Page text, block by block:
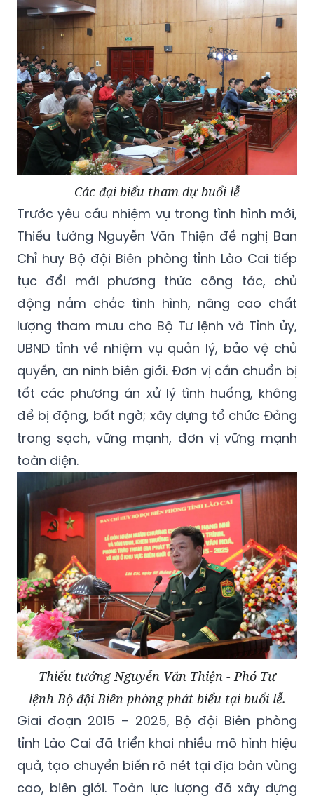
Các đại biểu tham dự buổi lễ
Trước yêu cầu nhiệm vụ trong tình hình mới,
Thiếu tướng Nguyễn Văn Thiện đề nghị Ban
Chỉ huy Bộ đội Biên phòng tỉnh Lào Cai tiếp
tục đổi mới phương thức công tác, chủ
động nắm chắc tình hình, nâng cao chất
lượng tham mưu cho Bộ Tư lệnh và Tỉnh ủy,
UBND tỉnh về nhiệm vụ quản lý, bảo vệ chủ
quyền, an ninh biên giới. Đơn vị cần chuẩn bị
tốt các phương án xử lý tình huống, không
để bị động, bất ngờ; xây dựng tổ chức Đảng
trong sạch, vững mạnh, đơn vị vững mạnh
toàn diện.
Thiếu tướng Nguyễn Văn Thiện - Phó Tư
lệnh Bộ đội Biên phòng phát biểu tại buổi lễ.
Giai đoạn 2015 – 2025, Bộ đội Biên phòng
tỉnh Lào Cai đã triển khai nhiều mô hình hiệu
quả, tạo chuyển biến rõ nét tại địa bàn vùng
cao, biên giới. Toàn lực lượng đã xây dựng